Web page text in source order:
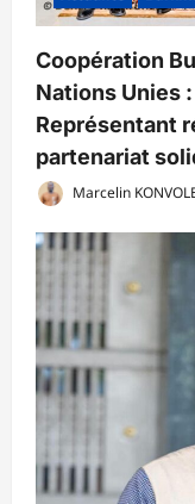
Coopération
Nations Unies
Représentant
partenariat
Marcelin